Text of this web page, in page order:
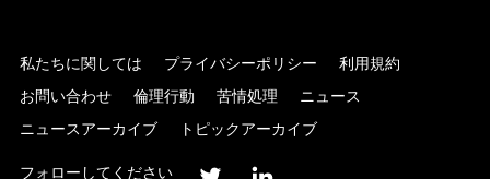
私たちに関しては プライバシーポリシー
利用規約
お問い合わせ
倫理行動 苦情処理
ニュース
ニュースアーカイブ
トピックアーカイブ
フォローしてください